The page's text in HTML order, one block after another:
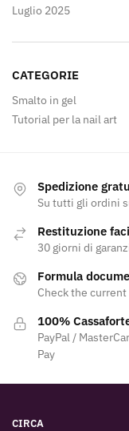
Luglio 2025
CATEGORIE
Smalto in gel
Tutorial per la nail art
Spedizione
Su tutti gli ordini
Restituzione
30 giorni di
Formula
Check the
100%
PayPal /
Pay
CIRCA